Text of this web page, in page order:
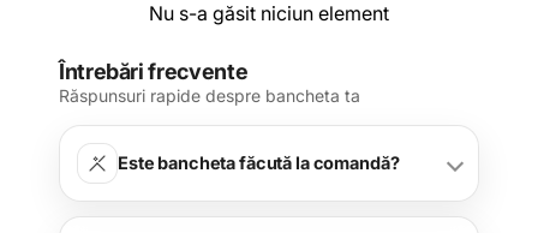
Nu s-a găsit niciun element
Întrebări frecvente
Răspunsuri rapide despre bancheta ta
Este bancheta făcută la comandă?